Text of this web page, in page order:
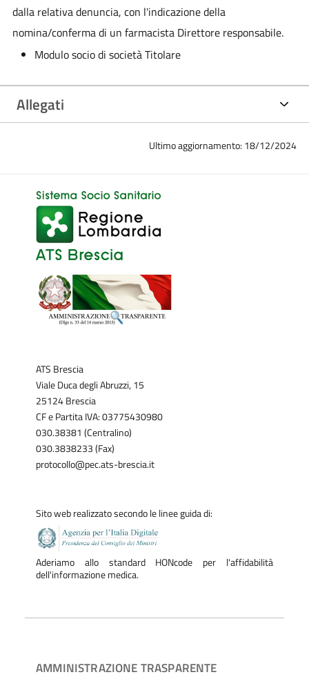
dalla relativa denuncia, con l'indicazione della
nomina/conferma di un farmacista Direttore responsabile.
Modulo socio di società Titolare
Allegati
Ultimo aggiornamento: 18/12/2024
ATS Brescia
Viale Duca degli Abruzzi, 15
25124 Brescia
CF e Partita IVA: 03775430980
030.38381 (Centralino)
030.3838233 (Fax)
protocollo@pec.ats-brescia.it
Sito web realizzato secondo le linee guida di:
Aderiamo allo standard HONcode per l'affidabilità
dell'informazione medica.
AMMINISTRAZIONE TRASPARENTE